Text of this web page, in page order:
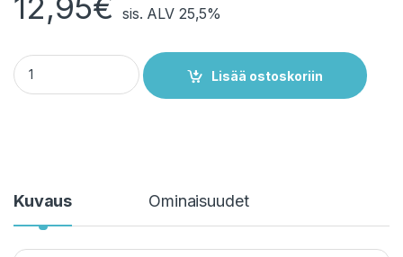
sis. ALV 25,5%
KeepPower P1850C4 Li-Ion akku 18500 2600mAh 3,7 V -
Lisää ostoskoriin
Kuvaus Ominaisuudet